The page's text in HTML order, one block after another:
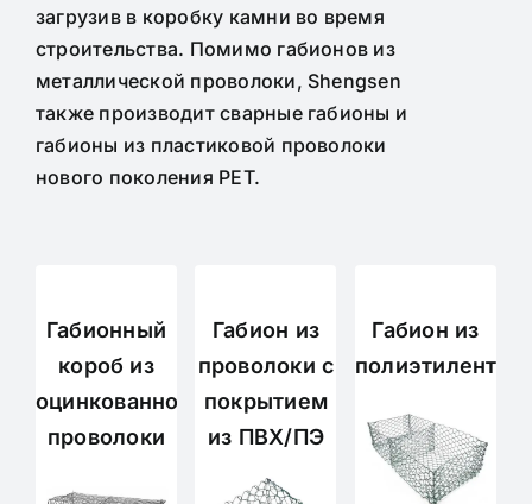
загрузив в коробку камни во время
строительства. Помимо габионов из
металлической проволоки, Shengsen
также производит сварные габионы и
габионы из пластиковой проволоки
нового поколения PET.
Габионный
короб из
оцинкованной
проволоки
Габион из
проволоки с
покрытием
из ПВХ/ПЭ
Габион из